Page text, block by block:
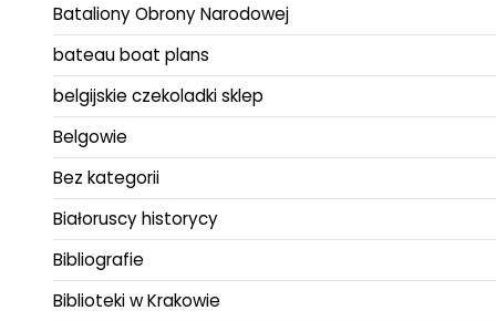
Bataliony Obrony Narodowej
bateau boat plans
belgijskie czekoladki sklep
Belgowie
Bez kategorii
Białoruscy historycy
Bibliografie
Biblioteki w Krakowie